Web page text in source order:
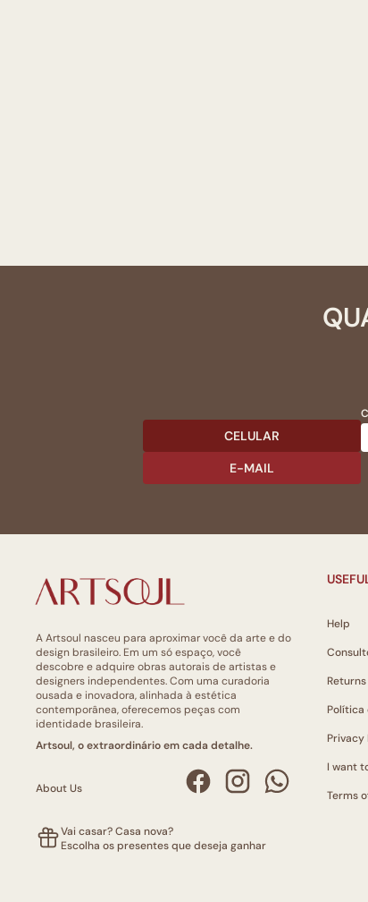
CELULAR
E-MAIL
A Artsoul nasceu para aproximar você da arte e do
design brasileiro. Em um só espaço, você
descobre e adquire obras autorais de artistas e
designers independentes. Com uma curadoria
ousada e inovadora, alinhada à estética
contemporânea, oferecemos peças com
identidade brasileira.
Artsoul, o extraordinário em cada detalhe.
About Us
Vai casar? Casa nova?
Escolha os presentes que deseja ganhar
Help
Política
Privacy
I want
Terms